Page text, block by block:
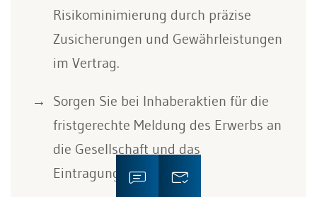
Risikominimierung durch präzise
Zusicherungen und Gewährleistungen
im Vertrag.
Sorgen Sie bei Inhaberaktien für die
fristgerechte Meldung des Erwerbs an
die Gesellschaft und das
Eintragungsrecht.